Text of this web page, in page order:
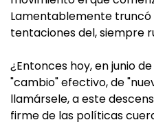
Lamentablemente truncó
tentaciones del, siempre
¿Entonces hoy, en junio
"cambio" efectivo, de
llamársele, a este
firme de las políticas